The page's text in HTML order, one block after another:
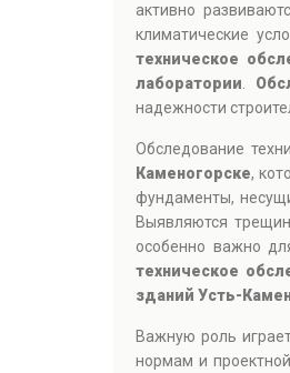
активно
климатические
техническое
лаборатории
надежности
Обследование
Каменогорске,
фундаменты,
Выявляются
особенно важно
техническое
зданий Усть-
Важную роль
нормам и